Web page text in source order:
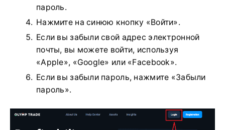
пароль.
Нажмите на синюю кнопку «Войти».
Если вы забыли свой адрес электронной
почты, вы можете войти, используя
«Apple», «Google» или «Facebook».
Если вы забыли пароль, нажмите «Забыли
пароль».